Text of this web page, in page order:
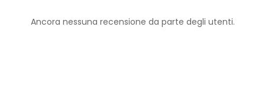
Ancora nessuna recensione da parte degli utenti.